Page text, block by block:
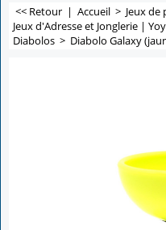
<< Retour | Accueil > Jeux de
Jeux d'Adresse et Jonglerie |
Diabolos > Diabolo Galaxy